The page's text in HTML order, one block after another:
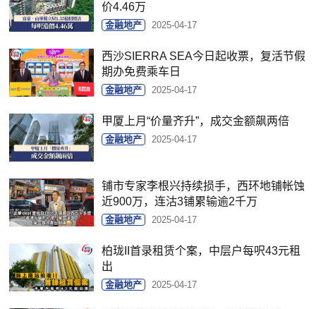
价4.46万
金融地产 2025-04-17
西沙SIERRA SEA今日起收票，复活节假
期办免费乘车日
金融地产 2025-04-17
甲厦上月“价量齐升”，成交金额飙两倍
金融地产 2025-04-17
铺市专家李根兴持续损手，西环地铺帐蚀
近900万，连沽3铺累输逾2千万
金融地产 2025-04-17
柏珑II首录租赁个案，中层户每呎43元租
出
金融地产 2025-04-17